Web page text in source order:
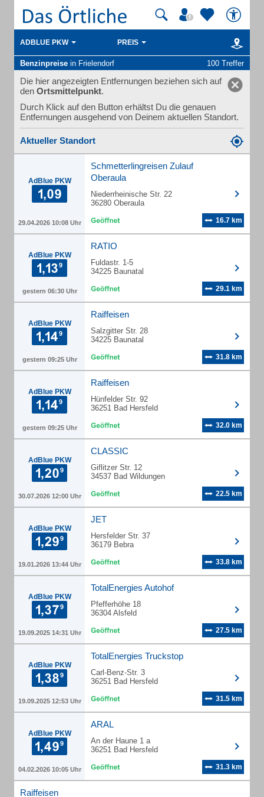
ADBLUE PKW PREIS
Benzinpreise in Frielendorf 100 Treffer
Die hier angezeigten Entfernungen beziehen sich auf
den Ortsmittelpunkt.
Durch Klick auf den Button erhältst Du die genauen
Entfernungen ausgehend von Deinem aktuellen Standort.
Aktueller Standort
AdBlue PKW
29.04.2026 10:08 Uhr
Schmetterlingreisen Zulauf
Oberaula
Niederrheinische Str. 22
36280 Oberaula
16.7 km
AdBlue PKW
gestern 06:30 Uhr
RATIO
Fuldastr. 1-5
34225 Baunatal
29.1 km
AdBlue PKW
gestern 09:25 Uhr
Raiffeisen
Salzgitter Str. 28
34225 Baunatal
31.8 km
AdBlue PKW
gestern 09:25 Uhr
Raiffeisen
Hünfelder Str. 92
36251 Bad Hersfeld
32.0 km
AdBlue PKW
30.07.2026 12:00 Uhr
CLASSIC
Giflitzer Str. 12
34537 Bad Wildungen
22.5 km
AdBlue PKW
19.01.2026 13:44 Uhr
JET
Hersfelder Str. 37
36179 Bebra
33.8 km
AdBlue PKW
19.09.2025 14:31 Uhr
TotalEnergies Autohof
Pfefferhöhe 18
36304 Alsfeld
27.5 km
AdBlue PKW
19.09.2025 12:53 Uhr
TotalEnergies Truckstop
Carl-Benz-Str. 3
36251 Bad Hersfeld
31.5 km
AdBlue PKW
04.02.2026 10:05 Uhr
ARAL
An der Haune 1 a
36251 Bad Hersfeld
31.3 km
Raiffeisen